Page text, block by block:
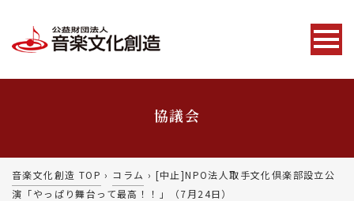
協議会
音楽文化創造 TOP › コラム › [中止]NPO法人取手文化倶楽部設立公
演「やっぱり舞台って最高！！」（7月24日）